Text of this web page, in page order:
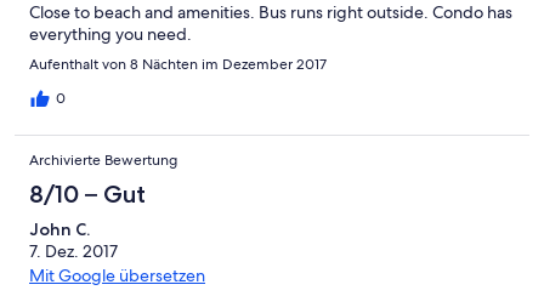
Close to beach and amenities. Bus runs right outside. Condo has
everything you need.
Aufenthalt von 8 Nächten im Dezember 2017
0
Archivierte Bewertung
8/10 – Gut
John C.
7. Dez. 2017
Mit Google übersetzen